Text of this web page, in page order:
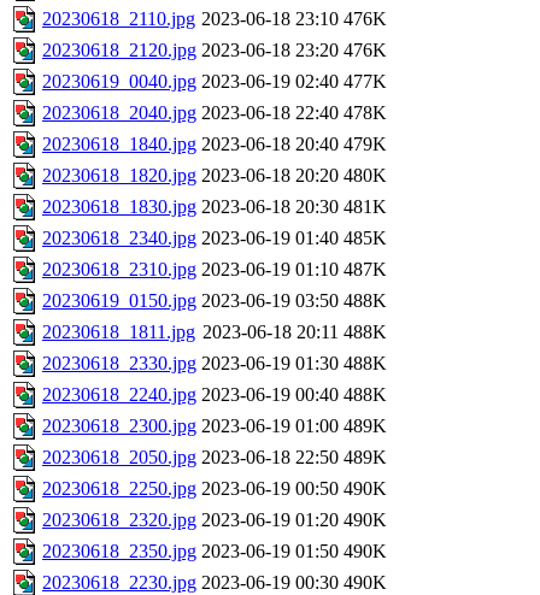
20230618_2110.jpg 2023-06-18 23:10 476K
20230618_2120.jpg 2023-06-18 23:20 476K
20230619_0040.jpg 2023-06-19 02:40 477K
20230618_2040.jpg 2023-06-18 22:40 478K
20230618_1840.jpg 2023-06-18 20:40 479K
20230618_1820.jpg 2023-06-18 20:20 480K
20230618_1830.jpg 2023-06-18 20:30 481K
20230618_2340.jpg 2023-06-19 01:40 485K
20230618_2310.jpg 2023-06-19 01:10 487K
20230619_0150.jpg 2023-06-19 03:50 488K
20230618_1811.jpg 2023-06-18 20:11 488K
20230618_2330.jpg 2023-06-19 01:30 488K
20230618_2240.jpg 2023-06-19 00:40 488K
20230618_2300.jpg 2023-06-19 01:00 489K
20230618_2050.jpg 2023-06-18 22:50 489K
20230618_2250.jpg 2023-06-19 00:50 490K
20230618_2320.jpg 2023-06-19 01:20 490K
20230618_2350.jpg 2023-06-19 01:50 490K
20230618_2230.jpg 2023-06-19 00:30 490K